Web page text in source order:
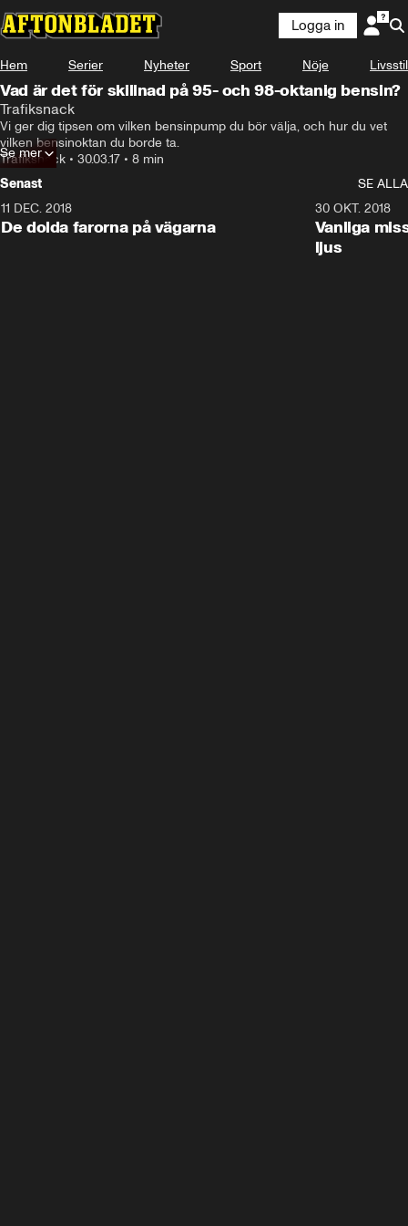
Logga in
Hem Serier Nyheter Sport Nöje Livsstil
Vad är det för skillnad på 95- och 98-oktanig bensin?
Trafiksnack
Vi ger dig tipsen om vilken bensinpump du bör välja, och hur du vet
vilken bensinoktan du borde ta.
Trafiksnack • 30.03.17 • 8 min
Se mer
Senast
SE ALLA
11 DEC. 2018
De dolda farorna på vägarna
30 OKT. 2018
Vanliga
ljus